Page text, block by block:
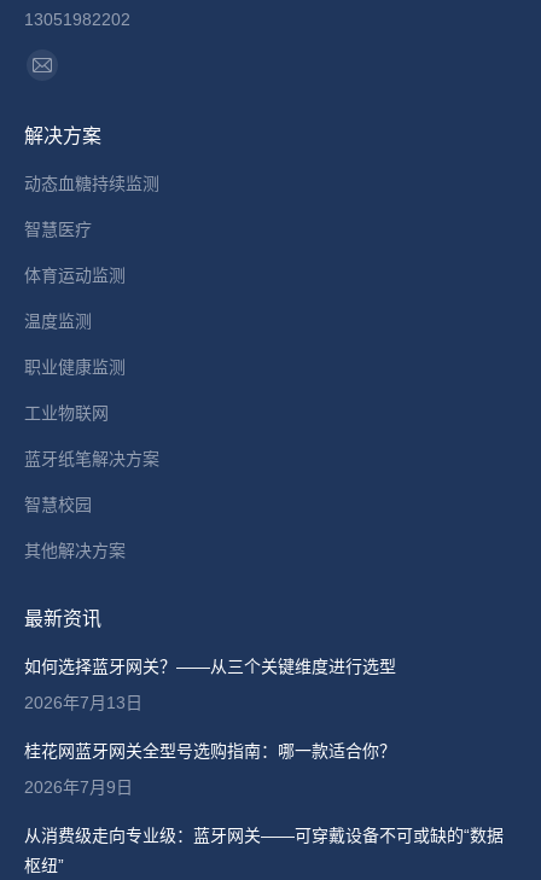
13051982202
找到我们：
Mail
opens
in
window
解决方案
动态血糖持续监测
智慧医疗
体育运动监测
温度监测
职业健康监测
工业物联网
蓝牙纸笔解决方案
智慧校园
其他解决方案
最新资讯
如何选择蓝牙网关？——从三个关键维度进行选型
2026年7月13日
桂花网蓝牙网关全型号选购指南：哪一款适合你？
2026年7月9日
从消费级走向专业级：蓝牙网关——可穿戴设备不可或缺的“数据
枢纽”